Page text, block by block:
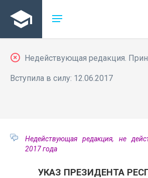
Недействующая редакция.
Вступила в силу: 12.06.2017
Недействующая редакция, не
2017 года
УКАЗ ПРЕЗИДЕНТА